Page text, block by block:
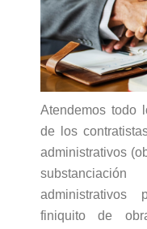
Atendemos todo
de los
administrativos
administrativos
finiquito de